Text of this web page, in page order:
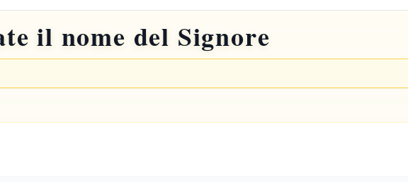
il nome del Signore